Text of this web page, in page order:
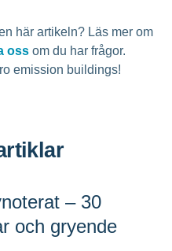
här artikeln? Läs mer om
oss om du har frågor.
emission buildings!
– 30
och gryende